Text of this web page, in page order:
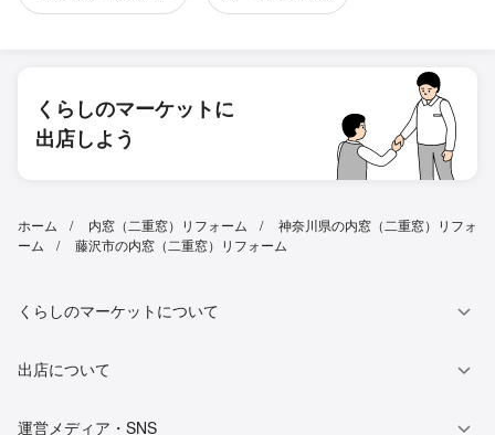
くらしのマーケットに
出店しよう
ホーム 内窓（二重窓）リフォーム
神奈川県の内窓（二重窓）リフォ
ーム
藤沢市の内窓（二重窓）リフォーム
くらしのマーケットについて
出店について
運営メディア・SNS